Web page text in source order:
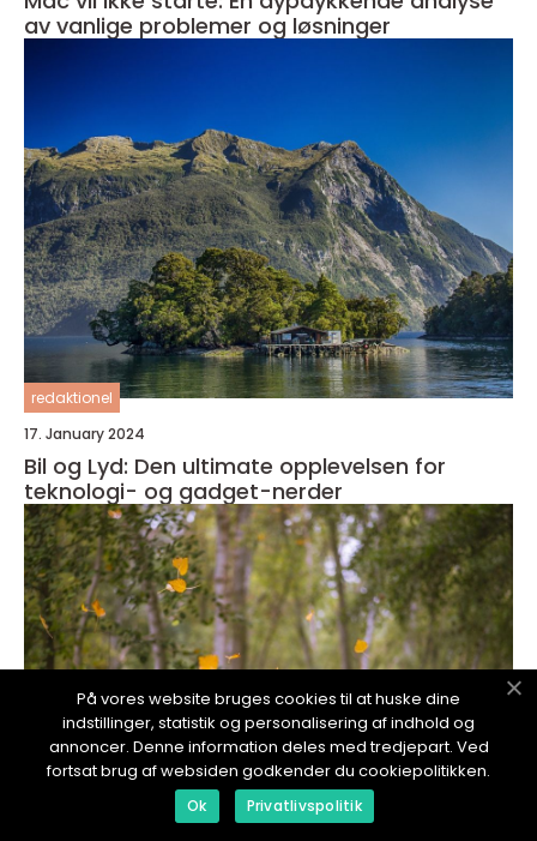
av vanlige problemer og løsninger
redaktionel
17. January 2024
Bil og Lyd: Den ultimate opplevelsen for
teknologi- og gadget-nerder
På vores website bruges cookies til at huske dine
indstillinger, statistik og personalisering af indhold og
annoncer. Denne information deles med tredjepart. Ved
fortsat brug af websiden godkender du cookiepolitikken.
Ok Privatlivspolitik